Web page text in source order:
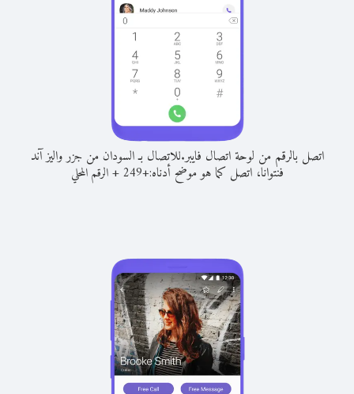
اتصل بالرقم من لوحة اتصال فايبر.للاتصال بـ السودان من جزر واليز آند
فنتوانا، اتصل كما هو موضح أدناه:+
249
+الرقم المحلي